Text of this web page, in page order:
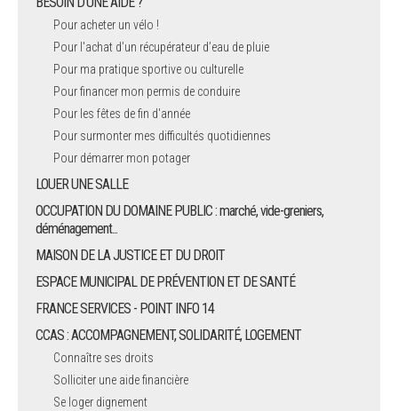
Pour acheter un vélo !
Pour l'achat d’un récupérateur d’eau de pluie
Pour ma pratique sportive ou culturelle
Pour financer mon permis de conduire
Pour les fêtes de fin d'année
Pour surmonter mes difficultés quotidiennes
Pour démarrer mon potager
LOUER UNE SALLE
OCCUPATION DU DOMAINE PUBLIC : marché, vide-greniers,
déménagement...
MAISON DE LA JUSTICE ET DU DROIT
ESPACE MUNICIPAL DE PRÉVENTION ET DE SANTÉ
FRANCE SERVICES - POINT INFO 14
CCAS : ACCOMPAGNEMENT, SOLIDARITÉ, LOGEMENT
Connaître ses droits
Solliciter une aide financière
Se loger dignement